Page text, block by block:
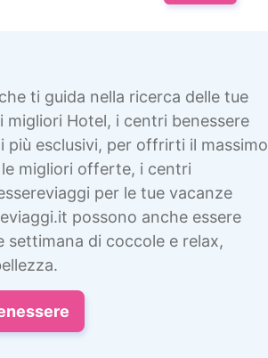
ti guida nella ricerca delle tue
migliori Hotel, i centri benessere
esclusivi, per offrirti il massimo
migliori offerte, i centri
per le tue vacanze
possono anche essere
settimana di coccole e relax,